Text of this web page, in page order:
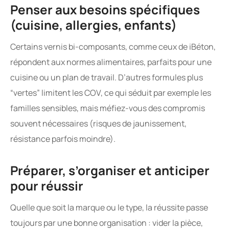
Penser aux besoins spécifiques
(cuisine, allergies, enfants)
Certains vernis bi-composants, comme ceux de iBéton,
répondent aux normes alimentaires, parfaits pour une
cuisine ou un plan de travail. D’autres formules plus
“vertes” limitent les COV, ce qui séduit par exemple les
familles sensibles, mais méfiez-vous des compromis
souvent nécessaires (risques de jaunissement,
résistance parfois moindre).
Préparer, s’organiser et anticiper
pour réussir
Quelle que soit la marque ou le type, la réussite passe
toujours par une bonne organisation : vider la pièce,